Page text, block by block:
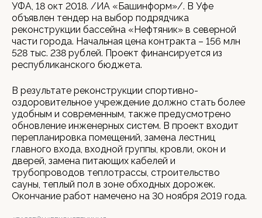
УФА, 18 окт 2018. /ИА «Башинформ»/. В Уфе
объявлен тендер на выбор подрядчика
реконструкции бассейна «Нефтяник» в северной
части города. Начальная цена контракта – 156 млн
528 тыс. 238 рублей. Проект финансируется из
республиканского бюджета.
В результате реконструкции спортивно-
оздоровительное учреждение должно стать более
удобным и современным, также предусмотрено
обновление инженерных систем. В проект входит
перепланировка помещений, замена лестниц
главного входа, входной группы, кровли, окон и
дверей, замена питающих кабелей и
трубопроводов теплотрассы, строительство
сауны, теплый пол в зоне обходных дорожек.
Окончание работ намечено на 30 ноября 2019 года.